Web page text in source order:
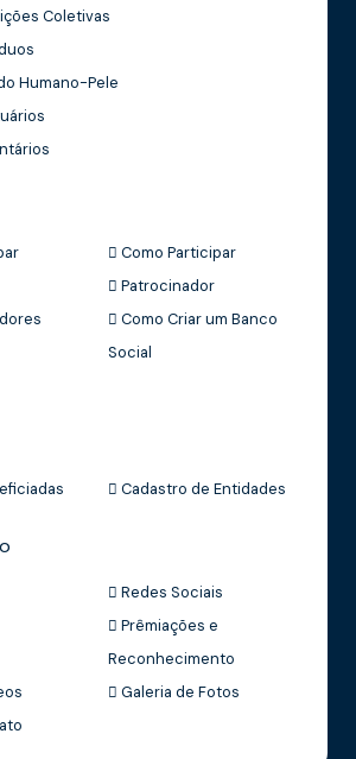
Coletivas
Humano-Pele
Como Participar
Patrocinador
Como Criar um Banco
Social
Cadastro de Entidades
Redes Sociais
Prêmiações e
Reconhecimento
Galeria de Fotos